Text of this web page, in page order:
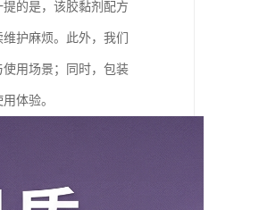
的是，该胶黏剂配方
护麻烦。此外，我们
用场景；同时，包装
体验。